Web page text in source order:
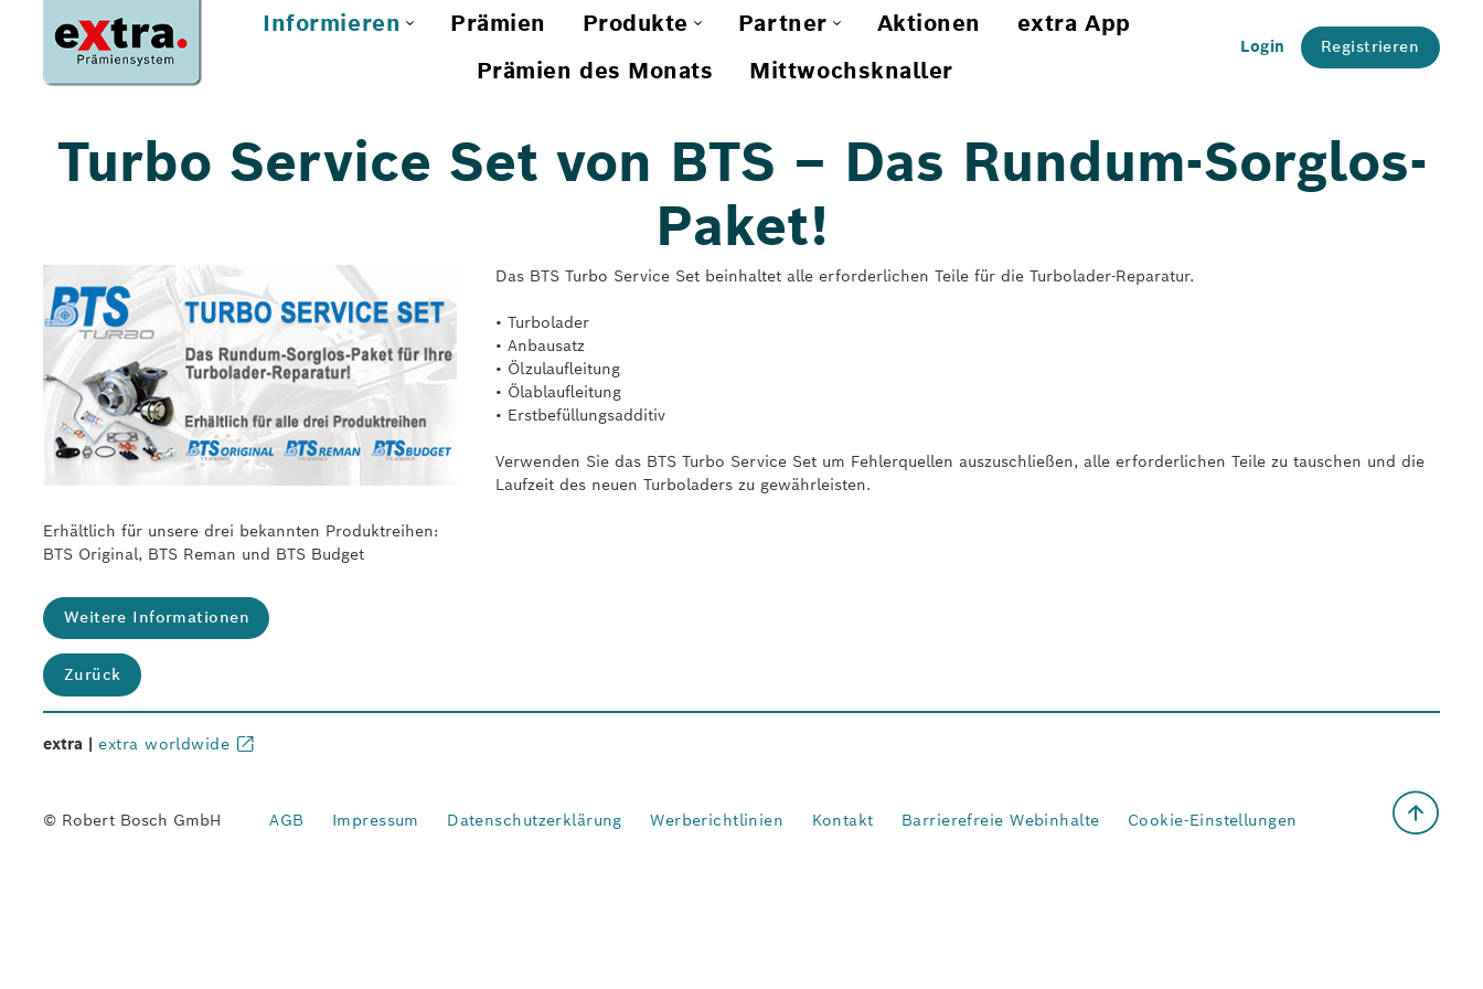
Informieren Prämien Produkte Partner Aktionen
extra App
Prämien des Monats
Mittwochsknaller
Login Registrieren
Turbo Service Set von BTS – Das Rundum-Sorglos-
Paket!
Das BTS Turbo Service Set beinhaltet alle erforderlichen Teile für die Turbolader-Reparatur.
• Turbolader
• Anbausatz
• Ölzulaufleitung
• Ölablaufleitung
• Erstbefüllungsadditiv
Verwenden Sie das BTS Turbo Service Set um Fehlerquellen auszuschließen, alle erforderlichen Teile zu tauschen und die
Laufzeit des neuen Turboladers zu gewährleisten.
Erhältlich für unsere drei bekannten Produktreihen:
BTS Original, BTS Reman und BTS Budget
Weitere Informationen
Zurück
extra |extra worldwide
© Robert Bosch GmbH AGB Impressum Datenschutzerklärung Werberichtlinien Kontakt Barrierefreie Webinhalte Cookie-Einstellungen